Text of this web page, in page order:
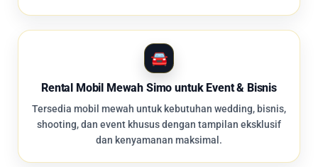
Rental Mobil Mewah Simo untuk Event & Bisnis
Tersedia mobil mewah untuk kebutuhan wedding, bisnis,
shooting, dan event khusus dengan tampilan eksklusif
dan kenyamanan maksimal.